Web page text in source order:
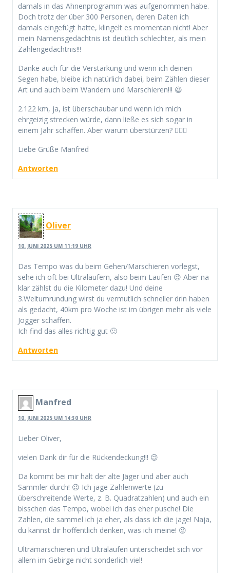
damals in das Ahnenprogramm was aufgenommen habe.
Doch trotz der über 300 Personen, deren Daten ich
damals eingefügt hatte, klingelt es momentan nicht! Aber
mein Namensgedächtnis ist deutlich schlechter, als mein
Zahlengedächtnis!!!
Danke auch für die Verstärkung und wenn ich deinen
Segen habe, bleibe ich natürlich dabei, beim Zählen dieser
Art und auch beim Wandern und Marschieren!!! 😆
2.122 km, ja, ist überschaubar und wenn ich mich
ehrgeizig strecken würde, dann ließe es sich sogar in
einem Jahr schaffen. Aber warum überstürzen? 🤷🏻‍♂️
Liebe Grüße Manfred
Antworten
Oliver
10. JUNI 2025 UM 11:19 UHR
Das Tempo was du beim Gehen/Marschieren vorlegst,
sehe ich oft bei Ultraläufern, also beim Laufen 😉 Aber na
klar zählst du die Kilometer dazu! Und deine
3.Weltumrundung wirst du vermutlich schneller drin haben
als gedacht, 40km pro Woche ist im übrigen mehr als viele
Jogger schaffen.
Ich find das alles richtig gut 🙂
Antworten
Manfred
10. JUNI 2025 UM 14:30 UHR
Lieber Oliver,
vielen Dank dir für die Rückendeckung!!! 😉
Da kommt bei mir halt der alte Jäger und aber auch
Sammler durch! 😉 Ich jage Zahlenwerte (zu
überschreitende Werte, z. B. Quadratzahlen) und auch ein
bisschen das Tempo, wobei ich das eher pusche! Die
Zahlen, die sammel ich ja eher, als dass ich die jage! Naja,
du kannst dir hoffentlich denken, was ich meine! 😜
Ultramarschieren und Ultralaufen unterscheidet sich vor
allem im Gebirge nicht sonderlich viel!